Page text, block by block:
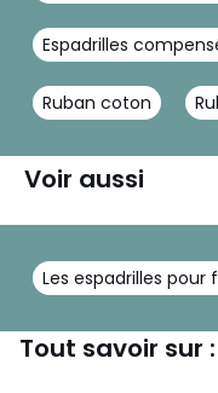
Espadrilles
Ruban coton
Voir aussi
Les espadrilles
Tout savoir sur :